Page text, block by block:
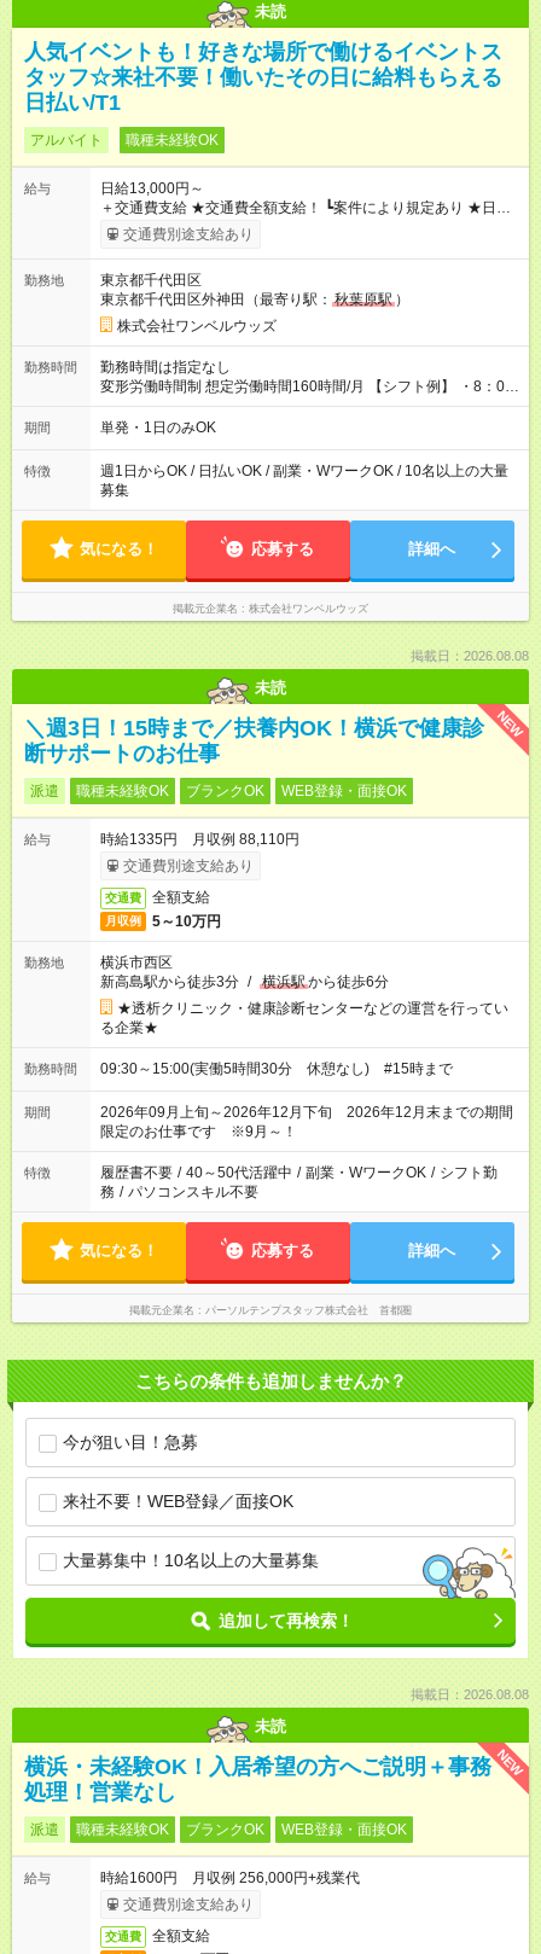
未読
人気イベントも！好きな場所で働けるイベントス
タッフ☆来社不要！働いたその日に給料もらえる
日払い/T1
アルバイト 職種未経験OK
給与
日給13,000円～
＋交通費支給 ★交通費全額支給！ ┗案件により規定あり ★日払
いOK！（規定あり） ┗働いたその日に現金GET♪ お仕事後はコ
ンビニATMから 日払い分を引き落とせます！ 【試用期間】試
交通費別途支給あり
勤務地
東京都千代田区
東京都千代田区外神田（最寄り駅： 秋葉原駅 ）
株式会社ワンベルウッズ
勤務時間
勤務時間は指定なし
変形労働時間制 想定労働時間160時間/月 【シフト例】 ・8：00
～21：00
期間 単発・1日のみOK
特徴
週1日からOK / 日払いOK / 副業・WワークOK / 10名以上の大量
募集
気になる！ 応募する 詳細へ
掲載元企業名 株式会社ワンベルウッズ
掲載日：2026.08.08
未読
NEW
＼週3日！15時まで／扶養内OK！横浜で健康診
断サポートのお仕事
派遣 職種未経験OK ブランクOK WEB登録・面接OK
給与
時給1335円 月収例 88,110円
交通費別途支給あり
交通費 全額支給
月収例 5～10万円
勤務地
横浜市西区
新高島駅から徒歩3分 / 横浜駅から徒歩6分
★透析クリニック・健康診断センターなどの運営を行ってい
る企業★
勤務時間 09:30～15:00(実働5時間30分 休憩なし) #15時まで
期間
2026年09月上旬～2026年12月下旬 2026年12月末までの期間
限定のお仕事です ※9月～！
特徴 履歴書不要 / 40～50代活躍中 / 副業・WワークOK / シフト勤
務 / パソコンスキル不要
気になる！ 応募する 詳細へ
掲載元企業名 パーソルテンプスタッフ株式会社 首都圏
こちらの条件も追加しませんか？
今が狙い目！急募
来社不要！WEB登録／面接OK
大量募集中！10名以上の大量募集
追加して再検索！
掲載日：2026.08.08
未読
NEW
横浜・未経験OK！入居希望の方へご説明＋事務
処理！営業なし
派遣 職種未経験OK ブランクOK WEB登録・面接OK
給与
時給1600円 月収例 256,000円+残業代
交通費別途支給あり
交通費 全額支給